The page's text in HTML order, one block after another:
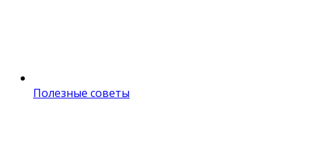
Полезные советы